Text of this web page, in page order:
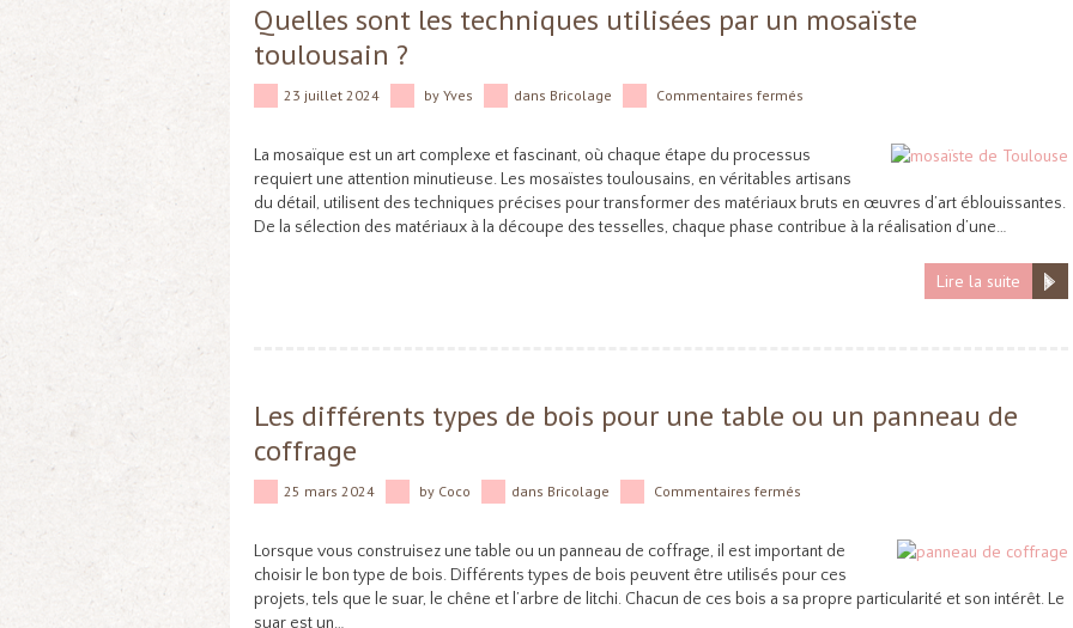
Quelles sont les techniques utilisées par un mosaïste
toulousain ?
23 juillet 2024 by Yves dans Bricolage Commentaires fermés
La mosaïque est un art complexe et fascinant, où chaque étape du processus
requiert une attention minutieuse. Les mosaïstes toulousains, en véritables artisans
du détail, utilisent des techniques précises pour transformer des matériaux bruts en œuvres d’art éblouissantes.
De la sélection des matériaux à la découpe des tesselles, chaque phase contribue à la réalisation d’une…
Lire la suite
Les différents types de bois pour une table ou un panneau de
coffrage
25 mars 2024 by Coco dans Bricolage Commentaires fermés
Lorsque vous construisez une table ou un panneau de coffrage, il est important de
choisir le bon type de bois. Différents types de bois peuvent être utilisés pour ces
projets, tels que le suar, le chêne et l’arbre de litchi. Chacun de ces bois a sa propre particularité et son intérêt. Le
suar est un…